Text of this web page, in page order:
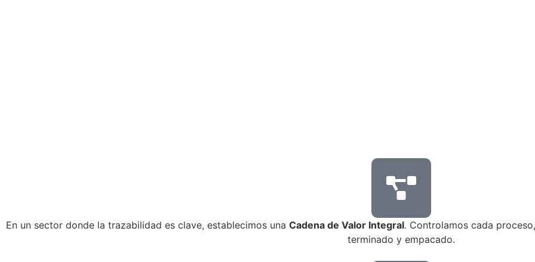
En un sector donde la trazabilidad es clave, establecimos una Cadena de Valor Integral. Controlamos cada
terminado y empacado.